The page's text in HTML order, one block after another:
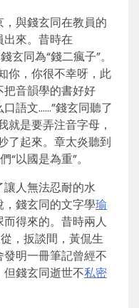
與錢玄同在教員的
出來。昔時在
同為“錢二瘋子”。
你，你很不幸呀，此
音韻學的書好好
語文……”錢玄同聽了
就是要弄注音字母，
了起來。章太炎聽到
“以國是為重”。
人無法忍耐的水
錢玄同的文字學瑜
得來的。昔時兩人
，扳談間，黃侃生
明一冊筆記曾經不
錢玄同逝世不私密